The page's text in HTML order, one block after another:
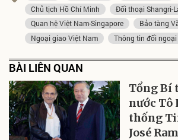
Chủ tịch Hồ Chí Minh
Đối thoại Shangri-
Quan hệ Việt Nam-Singapore
Bảo tàng
Ngoại giao Việt Nam
Thông tin đối ngoại
BÀI LIÊN QUAN
Tổng Bí
nước Tô
thống
José